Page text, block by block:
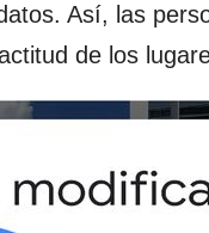
Así, las
de los